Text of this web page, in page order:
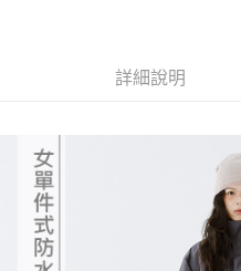
2.基於同意付款使用「大哥付你分
資料（包含姓名、電話或地址）提
※ 交易是否成功請以「AFTEE先享
【注意事項】
１．透過由恩沛科技股份有限公司
易，需依本服務之必要範圍內提供
權轉讓予恩沛科技股份有限公司。
２．關於個人資料處理事宜，請瀏覽
https://aftee.tw/terms/#terms3
每筆NT$130，滿NT$3,000(含以
詳細說明